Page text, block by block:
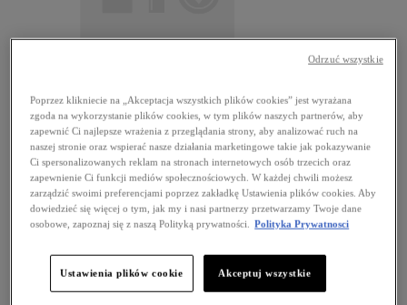
Lip Lingerie Stain
TWARZ
View all TWARZ
Podkłady
Poprzez klikniecie na „Akceptacja wszystkich plików cookies” jest wyrażana
zgoda na wykorzystanie plików cookies, w tym plików naszych partnerów, aby
zapewnić Ci najlepsze wrażenia z przeglądania strony, aby analizować ruch na
naszej stronie oraz wspierać nasze działania marketingowe takie jak pokazywanie
Ci spersonalizowanych reklam na stronach internetowych osób trzecich oraz
zapewnienie Ci funkcji mediów społecznościowych. W każdej chwili możesz
zarządzić swoimi preferencjami poprzez zakładkę Ustawienia plików cookies. Aby
dowiedzieć się więcej o tym, jak my i nasi partnerzy przetwarzamy Twoje dane
osobowe, zapoznaj się z naszą Polityką prywatności. Polityka Prywatnosci
Ustawienia plików cookie Akceptuj wszystkie
Odrzuć wszystkie